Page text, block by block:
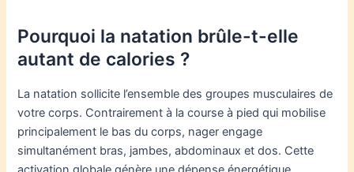
Pourquoi la natation brûle-t-elle
autant de calories ?
La natation sollicite l’ensemble des groupes musculaires de
votre corps. Contrairement à la course à pied qui mobilise
principalement le bas du corps, nager engage
simultanément bras, jambes, abdominaux et dos. Cette